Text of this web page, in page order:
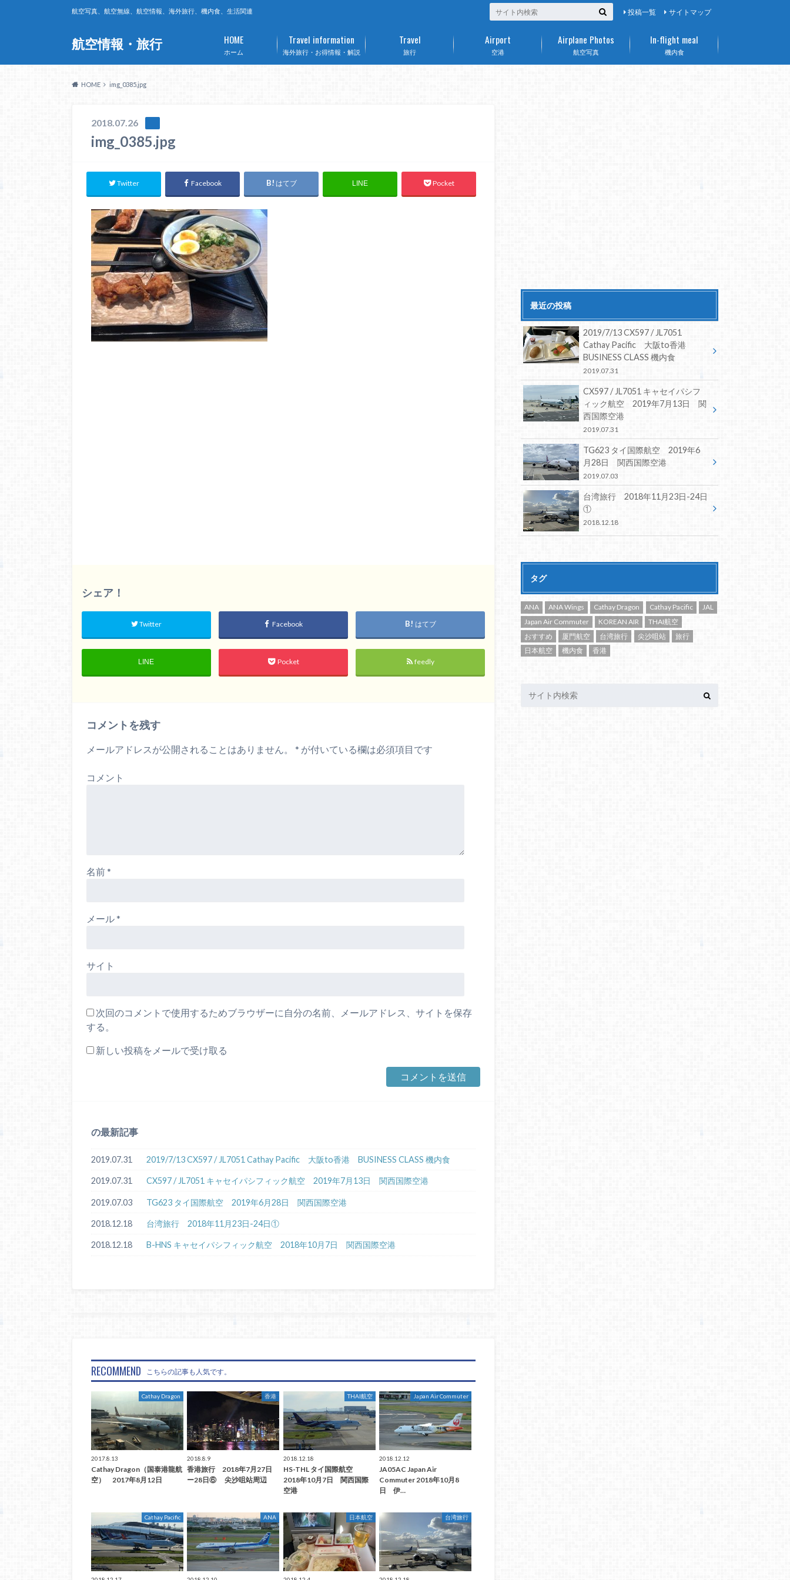
航空情報・旅行
航空写真、航空無線、航空情報、海外旅行、機内食、生活関連 投稿一覧 サイトマップ
ホーム
HOME
海外旅行・お得情報・解説
Travel information
旅行
Travel
空港
Airport
航空写真
Airplane Photos
機内食
In-flight meal
HOME img_0385.jpg
2018.07.26
img_0385.jpg
Twitter Facebook はてブ LINE Pocket
シェア！
Twitter Facebook はてブ
LINE Pocket feedly
コメントを残す
メールアドレスが公開されることはありません。 * が付いている欄は必須項目です
コメント
名前*
メール*
サイト
次回のコメントで使用するためブラウザーに自分の名前、メールアドレス、サイトを保存
する。
新しい投稿をメールで受け取る
の最新記事
2019.07.31 2019/7/13 CX597 / JL7051 Cathay Pacific 大阪to香港 BUSINESS CLASS 機内食
2019.07.31 CX597 / JL7051 キャセイパシフィック航空 2019年7月13日 関西国際空港
2019.07.03 TG623 タイ国際航空 2019年6月28日 関西国際空港
2018.12.18 台湾旅行 2018年11月23日-24日①
2018.12.18 B-HNS キャセイパシフィック航空 2018年10月7日 関西国際空港
RECOMMEND こちらの記事も人気です。
Cathay Dragon
2017.8.13
Cathay Dragon（国泰港龍航
空） 2017年8月12日
香港
2018.8.9
香港旅行 2018年7月27日
ー28日⑥ 尖沙咀站周辺
THAI航空
2018.12.18
HS-THL タイ国際航空
2018年10月7日 関西国際
空港
Japan Air Commuter
2018.12.12
JA05AC Japan Air
Commuter 2018年10月8
日 伊…
Cathay Pacific ANA 日本航空 台湾旅行
最近の投稿
2019/7/13 CX597 / JL7051
Cathay Pacific 大阪to香港
BUSINESS CLASS 機内食
2019.07.31
CX597 / JL7051 キャセイパシフ
ィック航空 2019年7月13日 関
西国際空港
2019.07.31
TG623 タイ国際航空 2019年6
月28日 関西国際空港
2019.07.03
台湾旅行 2018年11月23日-24日
①
2018.12.18
タグ
ANA ANA Wings Cathay Dragon Cathay Pacific
JAL
Japan Air Commuter
KOREAN AIR
THAI航空
おすすめ
厦門航空 台湾旅行 尖沙咀站
旅行
日本航空
機内食 香港